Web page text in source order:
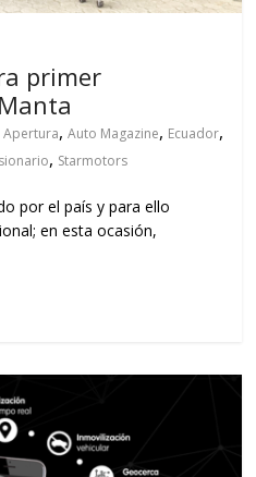
primer
Apertura,Auto Magazine, Ecuador,
, Starmotors
por el país y para ello
en esta ocasión,